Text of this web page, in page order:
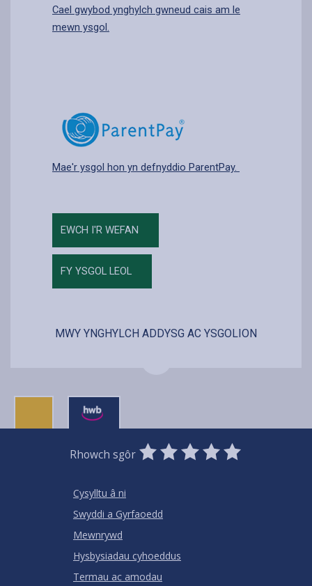
Cael gwybod ynghylch gwneud cais am le
mewn ysgol.
Mae'r ysgol hon yn defnyddio ParentPay.
EWCH I'R WEFAN
FY YSGOL LEOL
MWY YNGHYLCH ADDYSG AC YSGOLION
Rhowch sgôr
0
Stars
1
Star
2
Stars
3
Stars
4
Stars
5
Stars
Cysylltu â ni
Swyddi a Gyrfaoedd
Mewnrywd
Hysbysiadau cyhoeddus
Termau ac amodau